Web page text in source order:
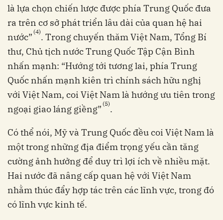
là lựa chọn chiến lược được phía Trung Quốc đưa
ra trên cơ sở phát triển lâu dài của quan hệ hai
nước” (4). Trong chuyến thăm Việt Nam, Tổng Bí
thư, Chủ tịch nước Trung Quốc Tập Cận Bình
nhấn mạnh: “Hướng tới tương lai, phía Trung
Quốc nhấn mạnh kiên trì chính sách hữu nghị
với Việt Nam, coi Việt Nam là hướng ưu tiên trong
ngoại giao láng giềng” (5).
Có thể nói, Mỹ và Trung Quốc đều coi Việt Nam là
một trong những địa điểm trọng yếu cần tăng
cường ảnh hưởng để duy trì lợi ích về nhiều mặt.
Hai nước đã nâng cấp quan hệ với Việt Nam
nhằm thúc đẩy hợp tác trên các lĩnh vực, trong đó
có lĩnh vực kinh tế.